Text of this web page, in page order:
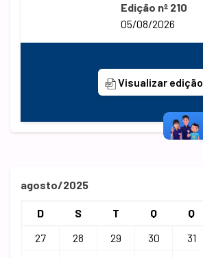
Edição nº 210
05/08/2026
Visualizar edição
agosto/2025
D S T Q Q
27
28 29 30 31